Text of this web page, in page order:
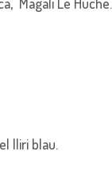
lliri blau.